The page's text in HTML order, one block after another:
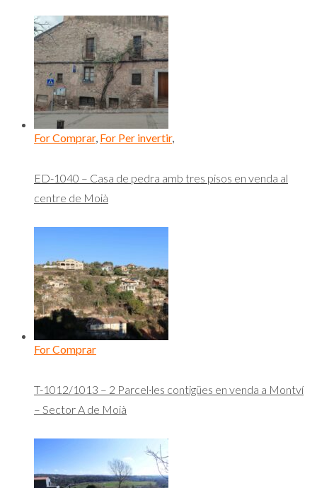
For Comprar, For Per invertir,
ED-1040 – Casa de pedra amb tres pisos en venda al
centre de Moià
For Comprar
T-1012/1013 – 2 Parcel·les contigües en venda a Montví
– Sector A de Moià